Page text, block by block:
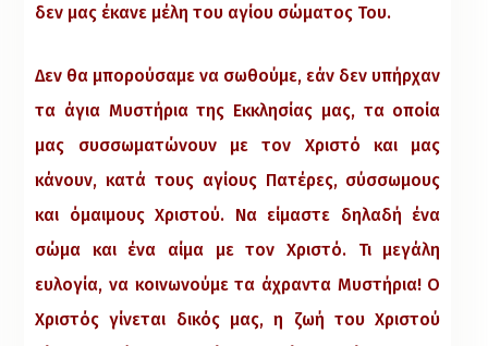
δεν μας έκανε μέλη του αγίου σώματος Του.
Δεν θα μπορούσαμε να σωθούμε, εάν δεν υπήρχαν
τα άγια Μυστήρια της Εκκλησίας μας, τα οποία
μας συσσωματώνουν με τον Χριστό και μας
κάνουν, κατά τους αγίους Πατέρες, σύσσωμους
και όμαιμους Χριστού. Να είμαστε δηλαδή ένα
σώμα και ένα αίμα με τον Χριστό. Τι μεγάλη
ευλογία, να κοινωνούμε τα άχραντα Μυστήρια! Ο
Χριστός γίνεται δικός μας, η ζωή του Χριστού